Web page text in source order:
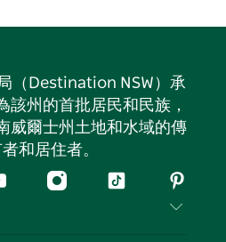
（Destination NSW）承
該州的首批居民和民族，
威爾士州土地和水域的傳
和居住者。
Instagram
抖